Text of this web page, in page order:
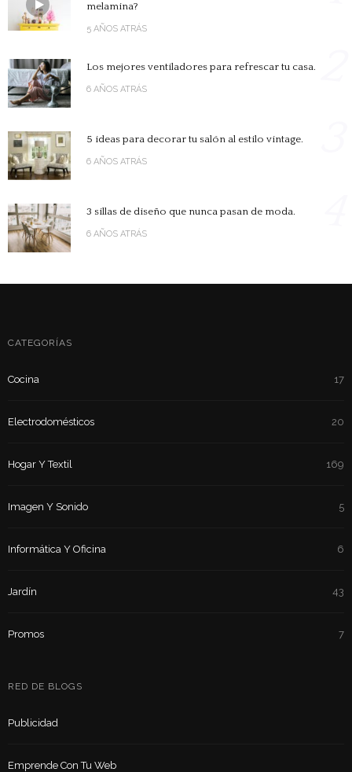
melamina?
5 AÑOS ATRÁS
Los mejores ventiladores para refrescar tu casa.
6 AÑOS ATRÁS
5 ideas para decorar tu salón al estilo vintage.
6 AÑOS ATRÁS
3 sillas de diseño que nunca pasan de moda.
6 AÑOS ATRÁS
CATEGORÍAS
Cocina 17
Electrodomésticos 20
Hogar Y Textil 169
Imagen Y Sonido 5
Informática Y Oficina 6
Jardín 43
Promos 7
RED DE BLOGS
Publicidad
Emprende Con Tu Web